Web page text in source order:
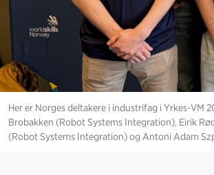
Her er Norges deltakere i industrifag i Yrkes-VM
Brobakken (Robot Systems Integration), Eirik
(Robot Systems Integration) og Antoni Adam